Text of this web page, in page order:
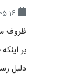
16
ظروف
بر
دلیل